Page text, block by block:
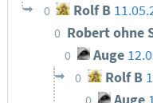
0 Rolf B
0 Robert ohne
0 Auge
0 Rolf B
0